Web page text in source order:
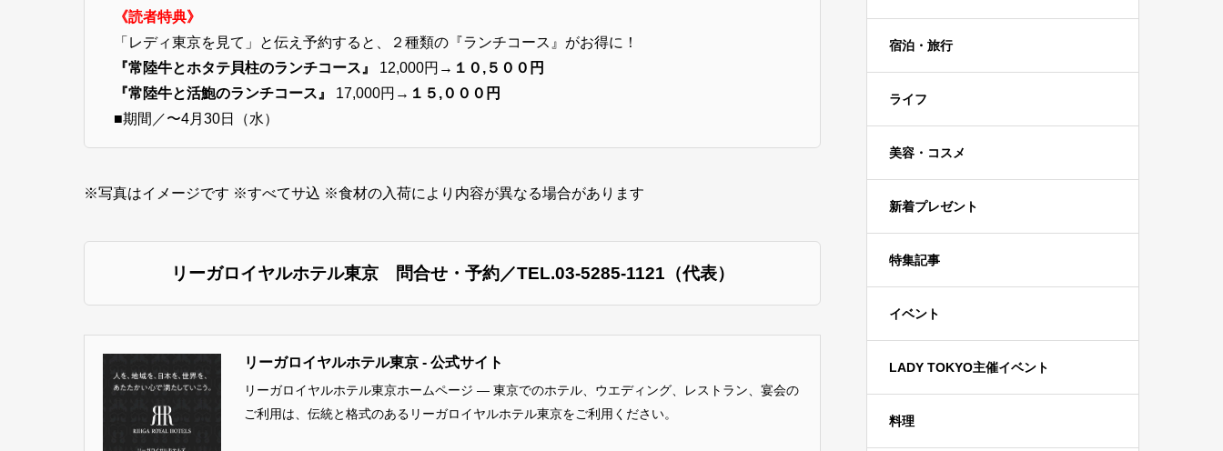
《読者特典》
「レディ東京を見て」と伝え予約すると、２種類の『ランチコース』がお得に！
『常陸牛とホタテ貝柱のランチコース』
12,000円→ １０,５００円
『常陸牛と活鮑のランチコース』
17,000円→ １５,０００円
■期間／〜4月30日（水）
※写真はイメージです ※すべてサ込 ※食材の入荷により内容が異なる場合があります
リーガロイヤルホテル東京 問合せ・予約／TEL.03-5285-1121（代表）
リーガロイヤルホテル東京 - 公式サイト
リーガロイヤルホテル東京ホームページ ― 東京でのホテル、ウエディング、レストラン、宴会の
ご利用は、伝統と格式のあるリーガロイヤルホテル東京をご利用ください。
宿泊・旅行
ライフ
美容・コスメ
新着プレゼント
特集記事
イベント
LADY TOKYO主催イベント
料理